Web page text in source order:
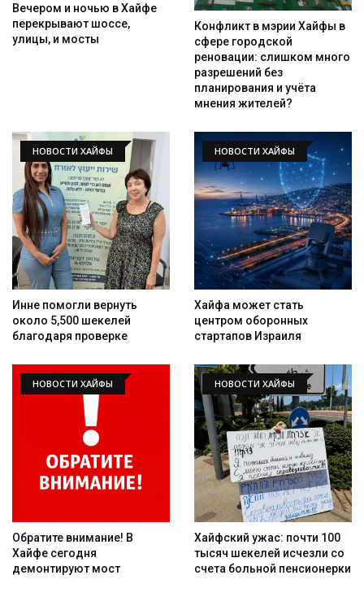
Вечером и ночью в Хайфе
перекрывают шоссе,
улицы, и мосты
Конфликт в мэрии Хайфы в
сфере городской
реновации: слишком много
разрешений без
планирования и учёта
мнения жителей?
НОВОСТИ ХАЙФЫ
Инне помогли вернуть
около 5,500 шекелей
благодаря проверке
НОВОСТИ ХАЙФЫ
Хайфа может стать
центром оборонных
стартапов Израиля
НОВОСТИ ХАЙФЫ
Обратите внимание! В
Хайфе сегодня
демонтируют мост
НОВОСТИ ХАЙФЫ
Хайфский ужас: почти 100
тысяч шекелей исчезли со
счета больной пенсионерки